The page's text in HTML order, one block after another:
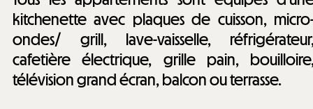
kitchenette avec plaques de cuisson,
ondes/ grill, lave-vaisselle,
cafetière électrique, grille pain,
télévision grand écran, balcon ou terrasse.